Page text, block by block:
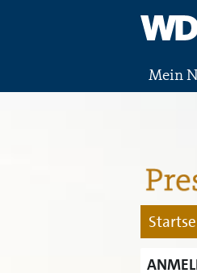
Mein